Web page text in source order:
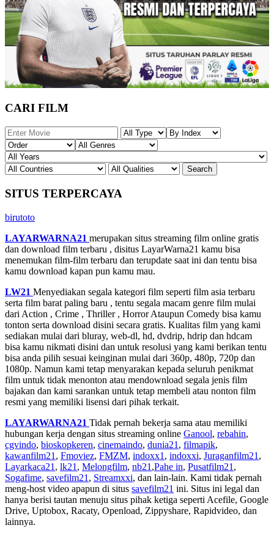
CARI FILM
SITUS TERPERCAYA
birutoto
LAYARWARNA21 merupakan situs streaming film online gratis
dan download film terbaru , disitus LayarWarna21 kamu bisa
menemukan film-film terbaru dan terupdate saat ini dan tentu bisa
kamu download kapan pun kamu mau.
LW21 Menyediakan segala kategori film seperti film asia terbaru
serta film barat paling baru , tentu segala macam genre film mulai
dari Action , Crime , Thriller , Horror Ataupun Comedy bisa kamu
tonton serta download disini secara gratis. Kualitas film yang kami
sediakan mulai dari bluray, web-dl, hd, dvdrip, hdrip dan hdcam
bisa kamu nikmati disini dan untuk resolusi yang kami berikan tentu
bisa anda pilih sesuai keinginan mulai dari 360p, 480p, 720p dan
1080p. Namun kami tetap menyarakan kepada seluruh penikmat
film untuk tidak menonton atau mendownload segala jenis film
bajakan dan kami sarankan untuk tetap membeli atau nonton film
resmi yang memiliki lisensi dari pihak terkait.
LAYARWARNA21 Tidak pernah bekerja sama atau memiliki
hubungan kerja dengan situs streaming online Ganool, rebahin,
cgvindo, bioskopkeren, cinemaindo, dunia21 , filmapik,
kawanfilm21 , Fmoviez, FMZM, indoxx1 , indoxxi, Juraganfilm21 ,
Layarkaca21 , lk21 , Melongfilm, nb21 ,Pahe in, Pusatfilm21 ,
Sogafime, savefilm21 , Streamxxi, dan lain-lain. Kami tidak pernah
meng-host video apapun di situs savefilm21 ini. Situs ini legal dan
hanya berisi tautan menuju situs pihak ketiga seperti Acefile, Google
Drive, Uptobox, Racaty, Openload, Zippyshare, Rapidvideo, dan
lainnya.